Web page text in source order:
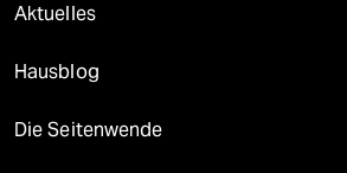
Aktuelles
Hausblog
Die Seitenwende